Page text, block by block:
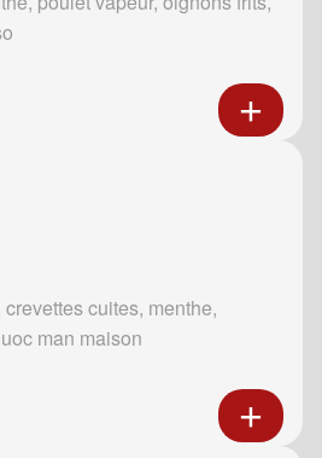
cuites, menthe,
man maison